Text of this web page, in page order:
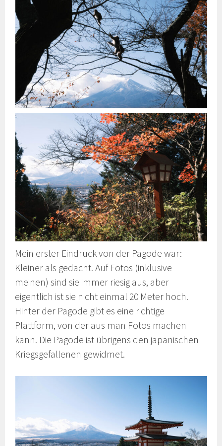
Mein erster Eindruck von der Pagode war:
Kleiner als gedacht. Auf Fotos (inklusive
meinen) sind sie immer riesig aus, aber
eigentlich ist sie nicht einmal 20 Meter hoch.
Hinter der Pagode gibt es eine richtige
Plattform, von der aus man Fotos machen
kann. Die Pagode ist übrigens den japanischen
Kriegsgefallenen gewidmet.